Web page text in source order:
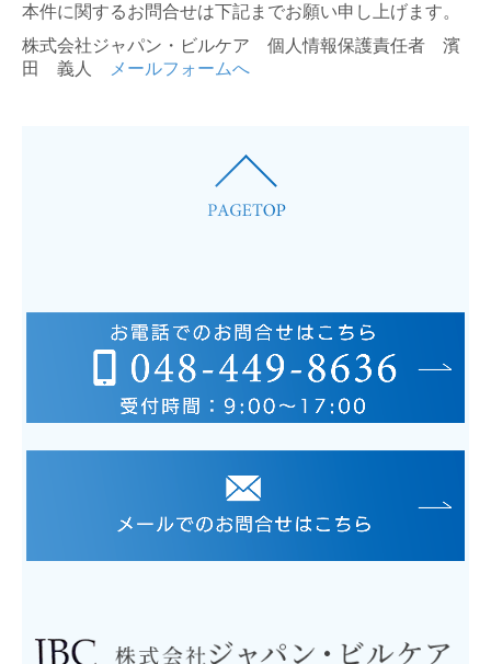
本件に関するお問合せは下記までお願い申し上げます。
株式会社ジャパン・ビルケア 個人情報保護責任者 濱
田 義人
メールフォームへ